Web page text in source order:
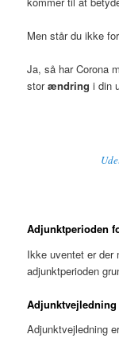
Men står du ikke
Ja, så har Corona
storændring i din
Adjunktperioden
Ikke uventet er
adjunktperioden
Adjunktvejledning